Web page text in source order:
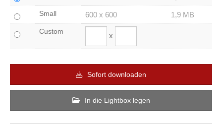
Small 600 x 600 1,9 MB
Custom x
Sofort downloaden
In die Lightbox legen